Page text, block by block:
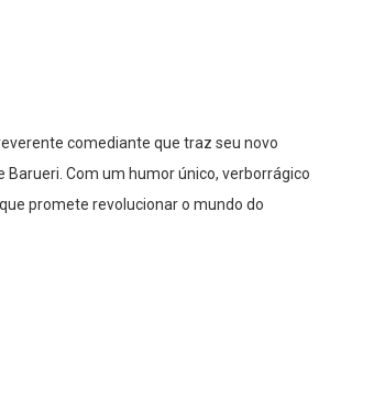
comediante que traz seu novo
Barueri. Com um humor único, verborrágico
promete revolucionar o mundo do